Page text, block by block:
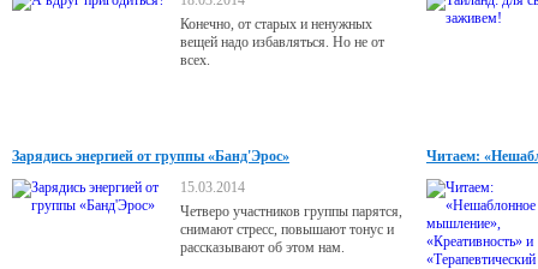
в мастера спорта по силовому
троеборью, призер соревнований по
боли биллингу и пауэрлифтингу.
Конечно, от старых и ненужных
вещей надо избавляться. Но не от
всех.
Зарядись энергией от группы «Банд'Эрос»
15.03.2014
Четверо участников группы парятся,
снимают стресс, повышают тонус и
рассказывают об этом нам.
Читаем: